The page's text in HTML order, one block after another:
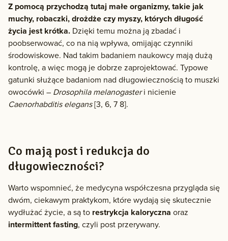
Z pomocą przychodzą tutaj małe organizmy, takie jak
muchy, robaczki, drożdże czy myszy, których długość
życia jest krótka. Dzięki temu można ją zbadać i
poobserwować, co na nią wpływa, omijając czynniki
środowiskowe. Nad takim badaniem naukowcy mają dużą
kontrolę, a więc mogą je dobrze zaprojektować. Typowe
gatunki służące badaniom nad długowiecznością to muszki
owocówki – Drosophila melanogasteri nicienie
Caenorhabditis elegans[3, 6, 7 8].
Co mają post i redukcja do
długowieczności?
Warto wspomnieć, że medycyna współczesna przygląda się
dwóm, ciekawym praktykom, które wydają się skutecznie
wydłużać życie, a są to restrykcja kaloryczna oraz
intermittent fasting, czyli post przerywany.